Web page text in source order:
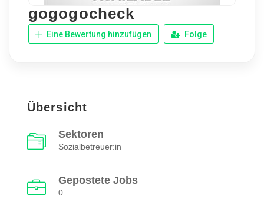
gogogocheck
Eine Bewertung hinzufügen Folge
Übersicht
Sektoren
Sozialbetreuer:in
Gepostete Jobs
0